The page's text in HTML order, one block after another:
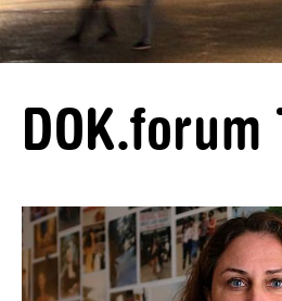
DOK.forum